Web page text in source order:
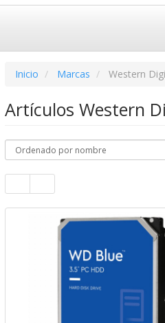
Inicio Marcas Western
Artículos Western